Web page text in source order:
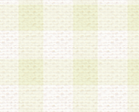
たログインIDおよび
形態を問わず第三者
ンIDおよびパスワー